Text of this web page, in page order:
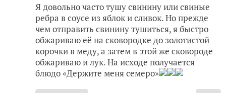
Я довольно часто тушу свинину или свиные
ребра в соусе из яблок и сливок. Но прежде
чем отправить свинину тушиться, я быстро
обжариваю её на сковородке до золотистой
корочки в меду, а затем в этой же сковороде
обжариваю и лук. На исходе получается
блюдо «Держите меня семеро»